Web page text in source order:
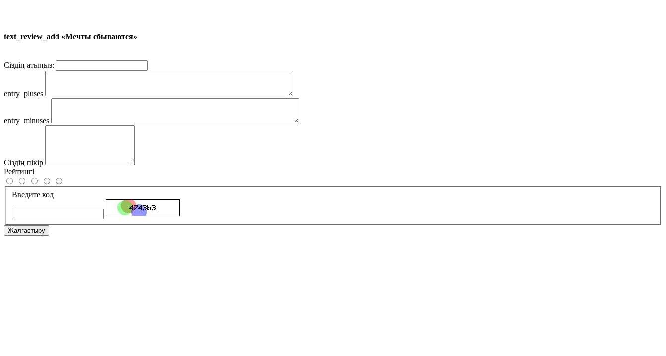
text_review_add «Мечты сбываются»
Сіздің атыңыз:
entry_pluses
entry_minuses
Сіздің пікір
Рейтингі
Введите код
Жалғастыру